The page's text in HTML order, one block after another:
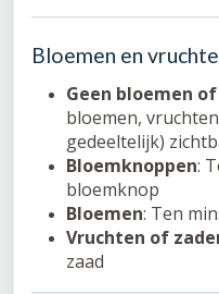
Bloemen en
Geen bloemen
bloemen,
gedeeltelijk)
Bloemknoppen:
bloemknop
Bloemen: Ten
Vruchten of
zaad